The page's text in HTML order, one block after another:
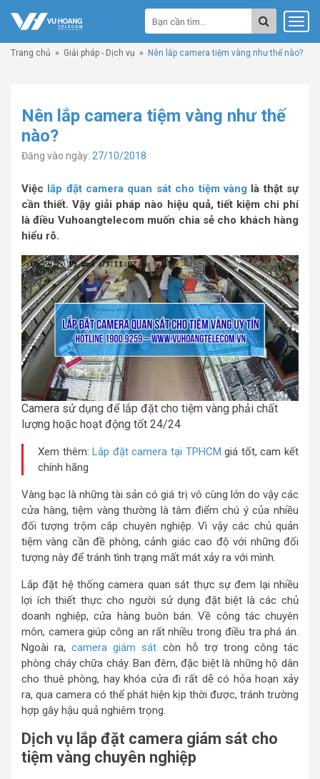
Trang chủ » Giải pháp - Dịch vụ » Nên lắp camera tiệm vàng như thế nào?
Nên lắp camera tiệm vàng như thế
nào?
Đăng vào ngày: 27/10/2018
Việc lắp đặt camera quan sát cho tiệm vàng là thật sự
cần thiết. Vậy giải pháp nào hiệu quả, tiết kiệm chi phí
là điều Vuhoangtelecom muốn chia sẻ cho khách hàng
hiểu rõ.
Camera sử dụng để lắp đặt cho tiệm vàng phải chất
lượng hoặc hoạt động tốt 24/24
Xem thêm: Lắp đặt camera tại TPHCM giá tốt, cam kết
chính hãng
Vàng bạc là những tài sản có giá trị vô cùng lớn do vậy các
cửa hàng, tiệm vàng thường là tâm điểm chú ý của nhiều
đối tượng trộm cắp chuyên nghiệp. Vì vậy các chủ quản
tiệm vàng cần đề phòng, cảnh giác cao độ với những đối
tượng này để tránh tình trạng mất mát xảy ra với mình.
Lắp đặt hệ thống camera quan sát thực sự đem lại nhiều
lợi ích thiết thực cho người sử dụng đặt biệt là các chủ
doanh nghiệp, cửa hàng buôn bán. Về công tác chuyên
môn, camera giúp công an rất nhiều trong điều tra phá án.
Ngoài ra,camera giám sát còn hỗ trợ trong công tác
phòng cháy chữa cháy. Ban đêm, đặc biệt là những hộ dân
cho thuê phòng, hay khóa cửa đi rất dễ có hỏa hoạn xảy
ra, qua camera có thể phát hiện kịp thời được, tránh trường
hợp gây hậu quả nghiêm trọng.
Dịch vụ lắp đặt camera giám sát cho
tiệm vàng chuyên nghiệp